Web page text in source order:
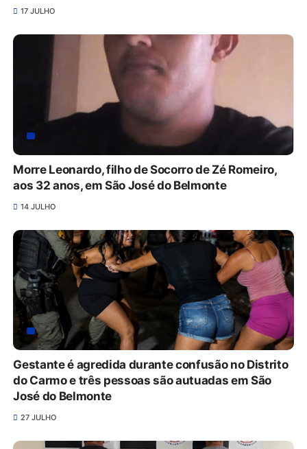
17 JULHO
Morre Leonardo, filho de Socorro de Zé Romeiro,
aos 32 anos, em São José do Belmonte
14 JULHO
Gestante é agredida durante confusão no Distrito
do Carmo e três pessoas são autuadas em São
José do Belmonte
27 JULHO